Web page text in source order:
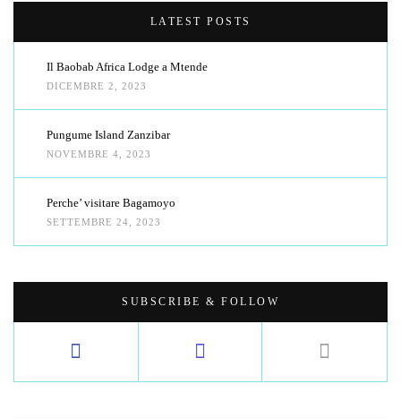
LATEST POSTS
Il Baobab Africa Lodge a Mtende
DICEMBRE 2, 2023
Pungume Island Zanzibar
NOVEMBRE 4, 2023
Perche’ visitare Bagamoyo
SETTEMBRE 24, 2023
SUBSCRIBE & FOLLOW